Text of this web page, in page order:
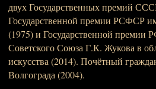
двух Государственных премий
Государственной премии РСФСР
(1975) и Государственной премии
Советского Союза Г.К. Жукова в
искусства (2014). Почётный
Волгограда (2004).